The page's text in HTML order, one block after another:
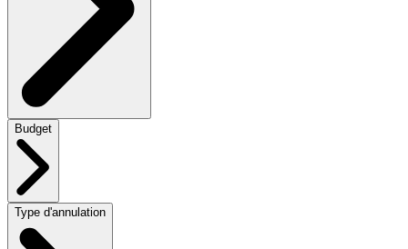
Budget
Type d'annulation